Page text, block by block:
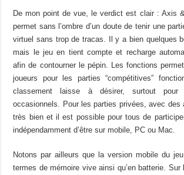
De mon point de vue, le verdict est clair : Axis
permet sans l’ombre d’un doute de tenir une
virtuel sans trop de tracas. Il y a bien quelques
mais le jeu en tient compte et recharge
afin de contourner le pépin. Les fonctions
joueurs pour les parties “compétitives”
classement laisse à désirer, surtout
occasionnels. Pour les parties privées, avec des
très bien et il est possible pour tous de
indépendamment d’être sur mobile, PC ou Mac.
Notons par ailleurs que la version mobile du
termes de mémoire vive ainsi qu’en batterie.